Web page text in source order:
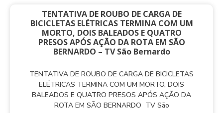
TENTATIVA DE ROUBO DE CARGA DE
BICICLETAS ELÉTRICAS TERMINA COM UM
MORTO, DOIS BALEADOS E QUATRO
PRESOS APÓS AÇÃO DA ROTA EM SÃO
BERNARDO – TV São Bernardo
TENTATIVA DE ROUBO DE CARGA DE BICICLETAS
ELÉTRICAS TERMINA COM UM MORTO, DOIS
BALEADOS E QUATRO PRESOS APÓS AÇÃO DA
ROTA EM SÃO BERNARDO TV São